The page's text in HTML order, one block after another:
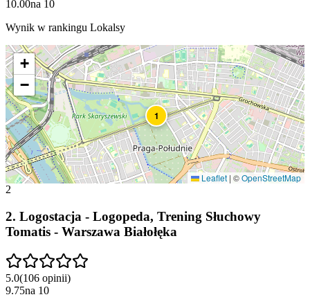
10.00na 10
Wynik w rankingu Lokalsy
1
+
−
Leaflet | ©OpenStreetMap
2
2. Logostacja - Logopeda, Trening Słuchowy
Tomatis - Warszawa Białołęka
5.0(106 opinii)
9.75na 10